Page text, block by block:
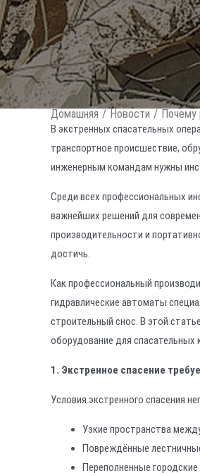
Домашняя / Новости / Почему
В экстренных спасательных
транспортное происшествие,
инженерным командам нужны
Среди всех профессиональных
важнейших решений для
производительности и
достичь.
Как профессиональный
гидравлические автоматы
строительный снос. В этой
оборудование для спасательных
1. Экстренное спасение
Условия экстренного спасения
Узкие пространства
Повреждённые
Переполненные